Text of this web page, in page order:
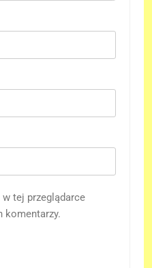
tej przeglądarce
komentarzy.